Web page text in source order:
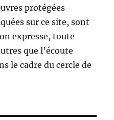
protégées
sur ce site, sont
expresse, toute
que l’écoute
le cadre du cercle de